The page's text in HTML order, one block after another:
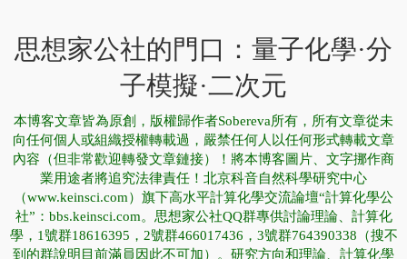
思想家公社的門口：量子化學·分
子模擬·二次元
本博客文章皆為原創，版權歸作者Sobereva所有，所有文章從未
向任何個人或組織授權轉載過，嚴禁任何人以任何形式轉載文章
內容（但非常歡迎轉發文章鏈接）！將本博客圖片、文字挪作商
業用途者將追究法律責任！北京科音自然科學研究中心
（www.keinsci.com）旗下高水平計算化學交流論壇“計算化學公
社”：bbs.keinsci.com。思想家公社QQ群專供討論理論、計算化
學，1號群18616395，2號群466017436，3號群764390338（搜不
到的群說明目前滿員因此不可加）。研究方向和理論、計算化學